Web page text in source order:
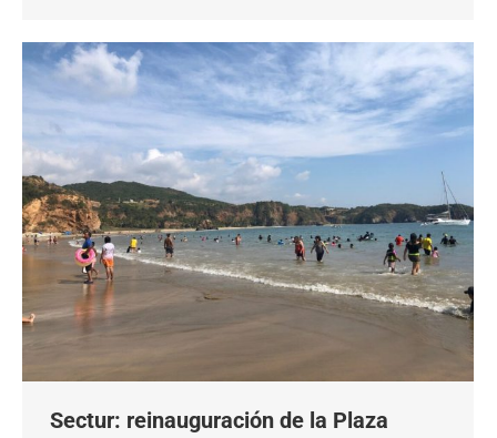
Sectur: reinauguración de la Plaza